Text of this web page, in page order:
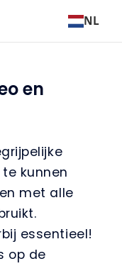
NL
en
kunnen
met alle
essentieel!
op de